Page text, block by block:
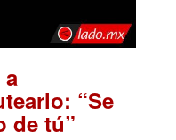
“Se
de tú”